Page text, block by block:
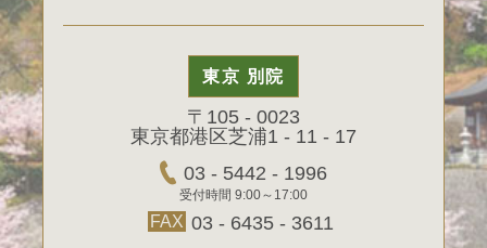
東京 別院
〒105 - 0023
東京都港区芝浦1 - 11 - 17
03 - 5442 - 1996
受付時間 9:00～17:00
FAX 03 - 6435 - 3611